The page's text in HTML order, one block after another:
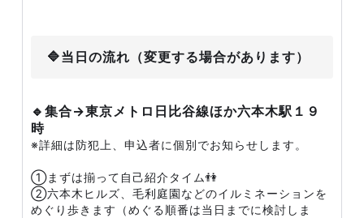
🔷当日の流れ（変更する場合があります）
🔹集合→東京メトロ日比谷線ほか六本木駅１９
時
※詳細は防犯上、申込者に個別でお知らせします。
①まずは揃って自己紹介タイム👫
②六本木ヒルズ、毛利庭園などのイルミネーションを
めぐり歩きます（めぐる順番は当日までに検討しま